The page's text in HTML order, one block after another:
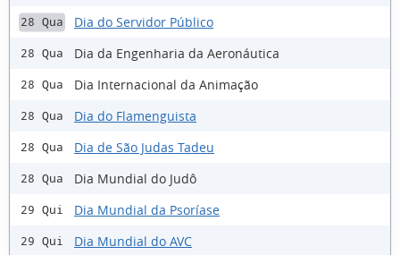
28 Qua Dia do Servidor Público
28 Qua Dia da Engenharia da Aeronáutica
28 Qua Dia Internacional da Animação
28 Qua Dia do Flamenguista
28 Qua Dia de São Judas Tadeu
28 Qua Dia Mundial do Judô
29 Qui Dia Mundial da Psoríase
29 Qui Dia Mundial do AVC